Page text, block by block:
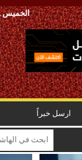
الخميس ,06 آب
ارسل خبراً